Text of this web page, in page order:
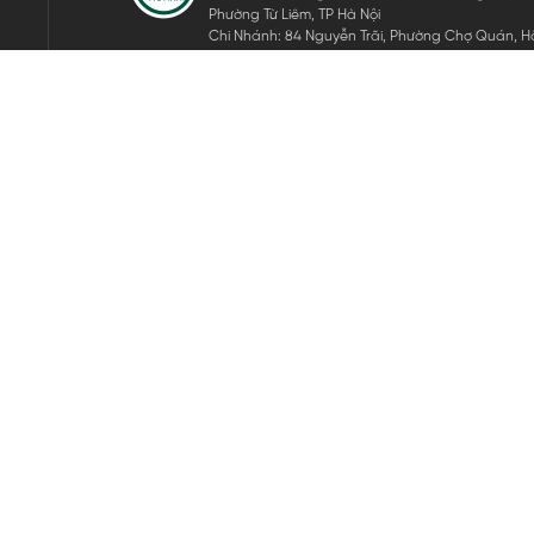
Phường Từ Liêm, TP Hà Nội
Chi Nhánh: 84 Nguyễn Trãi, Phường Chợ Quán,